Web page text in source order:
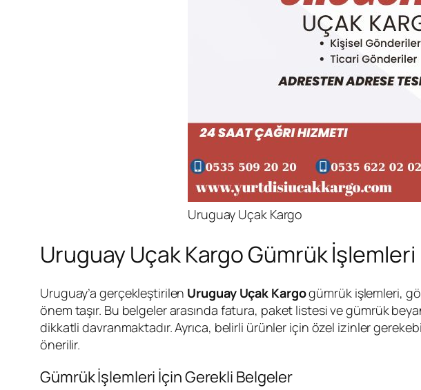
Uruguay Uçak Kargo
Uruguay Uçak Kargo Gümrük İşlemleri
Uruguay’a gerçekleştirilen Uruguay Uçak Kargogümrük işlemleri,
önem taşır. Bu belgeler arasında fatura, paket listesi ve gümrük
dikkatli davranmaktadır. Ayrıca, belirli ürünler için özel izinler
önerilir.
Gümrük İşlemleri İçin Gerekli Belgeler